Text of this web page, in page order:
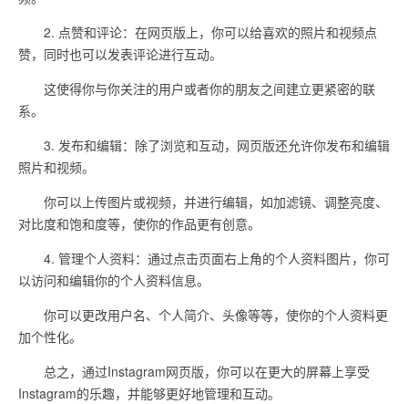
2. 点赞和评论：在网页版上，你可以给喜欢的照片和视频点
赞，同时也可以发表评论进行互动。
这使得你与你关注的用户或者你的朋友之间建立更紧密的联
系。
3. 发布和编辑：除了浏览和互动，网页版还允许你发布和编辑
照片和视频。
你可以上传图片或视频，并进行编辑，如加滤镜、调整亮度、
对比度和饱和度等，使你的作品更有创意。
4. 管理个人资料：通过点击页面右上角的个人资料图片，你可
以访问和编辑你的个人资料信息。
你可以更改用户名、个人简介、头像等等，使你的个人资料更
加个性化。
总之，通过Instagram网页版，你可以在更大的屏幕上享受
Instagram的乐趣，并能够更好地管理和互动。